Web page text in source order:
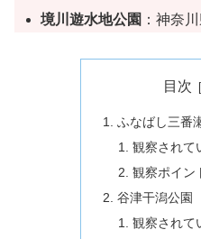
境川遊水地公園 ：神奈
目次
ふなばし三番
観察されて
観察ポイン
谷津干潟公園
観察されて